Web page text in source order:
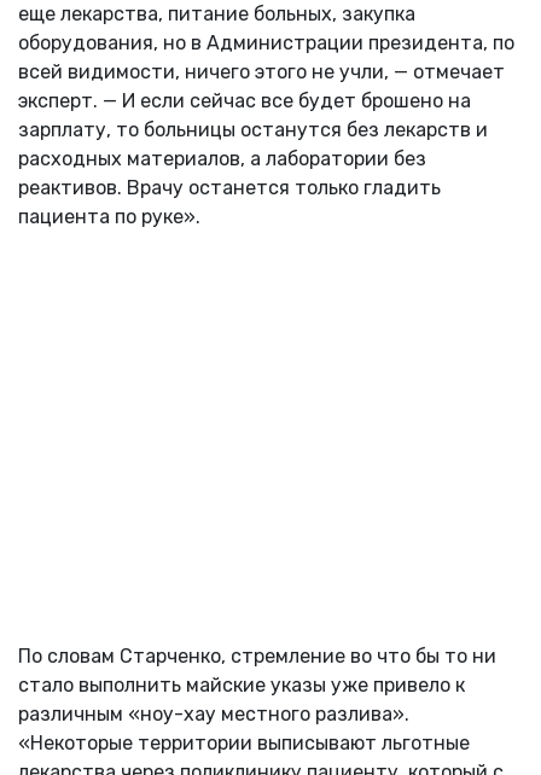
еще лекарства, питание больных, закупка
оборудования, но в Администрации президента, по
всей видимости, ничего этого не учли, — отмечает
эксперт. — И если сейчас все будет брошено на
зарплату, то больницы останутся без лекарств и
расходных материалов, а лаборатории без
реактивов. Врачу останется только гладить
пациента по руке».
По словам Старченко, стремление во что бы то ни
стало выполнить майские указы уже привело к
различным «ноу-хау местного разлива».
«Некоторые территории выписывают льготные